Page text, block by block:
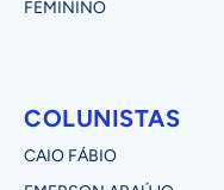
FEMININO
COLUNISTAS
CAIO FÁBIO